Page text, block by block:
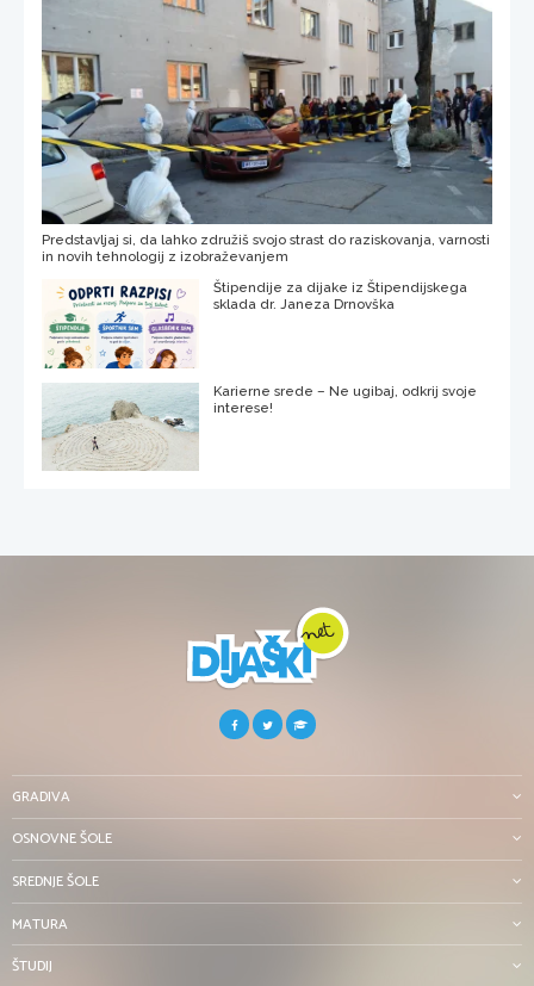
Predstavljaj si, da lahko združiš svojo strast do raziskovanja, varnosti
in novih tehnologij z izobraževanjem
Štipendije za dijake iz Štipendijskega
sklada dr. Janeza Drnovška
Karierne srede – Ne ugibaj, odkrij svoje
interese!
GRADIVA
OSNOVNE ŠOLE
SREDNJE ŠOLE
MATURA
ŠTUDIJ